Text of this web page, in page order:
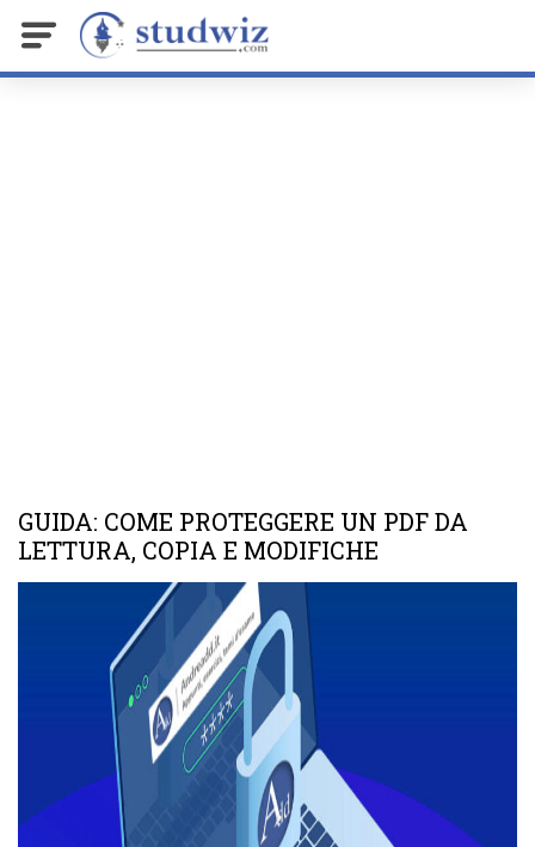
GUIDA: COME PROTEGGERE UN PDF DA
LETTURA, COPIA E MODIFICHE